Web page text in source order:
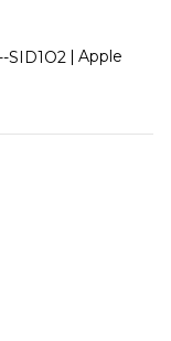
SID1O2 Apple